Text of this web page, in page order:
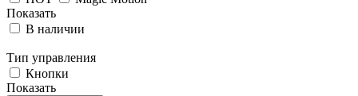
Показать
В наличии
Тип управления
Кнопки
Показать